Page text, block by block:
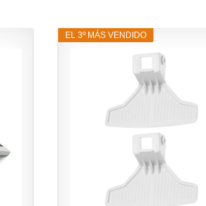
EL 3º MÁS VENDIDO